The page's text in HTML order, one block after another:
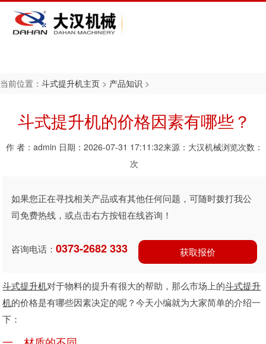
提升机
螺旋输送机
质
当前位置： 斗式提升机主页 > 产品知识 >
斗式提升机的价格因素有哪些？
作 者：admin 日期：2026-07-31 17:11:32来源：大汉机械浏览次数：
次
如果您正在寻找相关产品或有其他任何问题，可随时拨打我公
司免费热线，或点击右方按钮在线咨询！
咨询电话：0373-2682 333 获取报价
斗式提升机对于物料的提升有很大的帮助，那么市场上的斗式提升
机的价格是有哪些因素决定的呢？今天小编就为大家简单的介绍一
下：